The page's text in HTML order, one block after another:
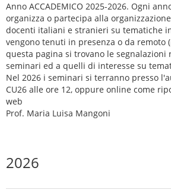
Anno ACCADEMICO 2025-2026. Ogni
organizza o partecipa alla
docenti italiani e stranieri su tematiche
vengono tenuti in presenza o da remoto
questa pagina si trovano le segnalazioni
seminari ed a quelli di interesse su
Nel 2026 i seminari si terranno presso
CU26 alle ore 12, oppure online come
web
Prof. Maria Luisa Mangoni
2026